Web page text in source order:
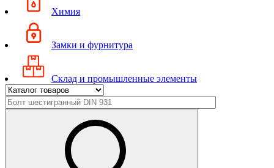
Химия
Замки и фурнитура
Склад и промышленные элементы